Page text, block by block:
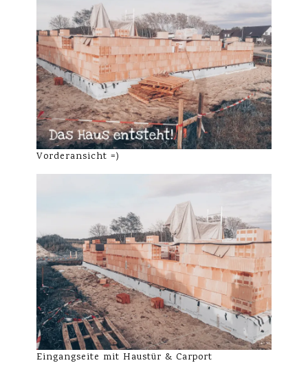
Vorderansicht =)
Eingangseite mit Haustür & Carport